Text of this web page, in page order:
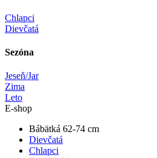
Chlapci
Dievčatá
Sezóna
Jeseň/Jar
Zima
Leto
E-shop
Bábätká 62-74 cm
Dievčatá
Chlapci